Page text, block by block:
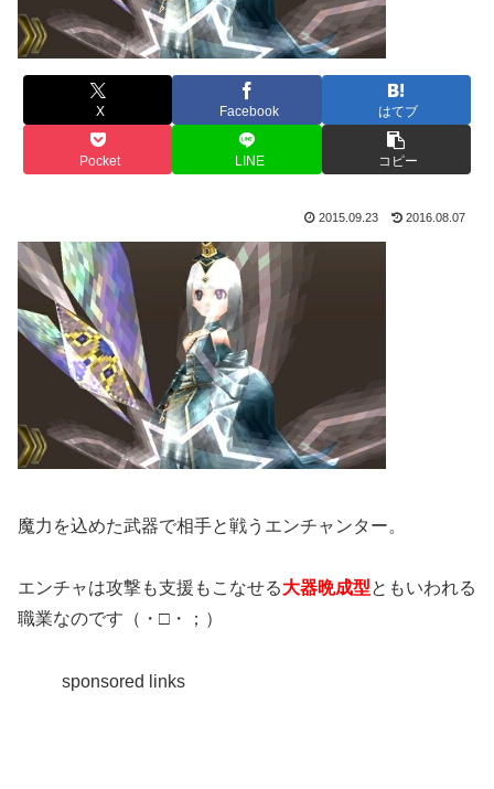
X Facebook はてブ
Pocket LINE コピー
2015.09.23 2016.08.07
魔力を込めた武器で相手と戦うエンチャンター。
エンチャは攻撃も支援もこなせる大器晩成型ともいわれる
職業なのです（・□・；）
sponsored links